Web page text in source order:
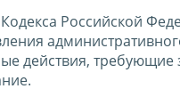
Кодекса Российской
действия,